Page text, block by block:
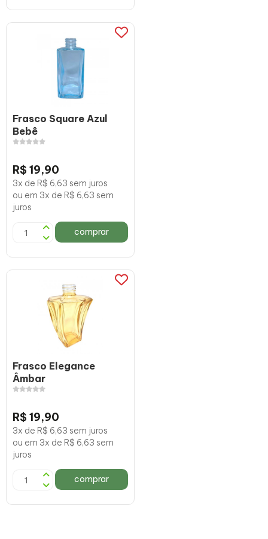
Frasco Square Azul
Bebê
R$ 19,90
3x de R$ 6,63 sem juros
ou em 3x de R$ 6,63 sem
juros
comprar
Frasco Elegance
Âmbar
R$ 19,90
3x de R$ 6,63 sem juros
ou em 3x de R$ 6,63 sem
juros
comprar